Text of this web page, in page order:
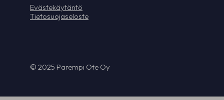
Evästekäytäntö
Tietosuojaseloste
© 2025 Parempi Ote Oy